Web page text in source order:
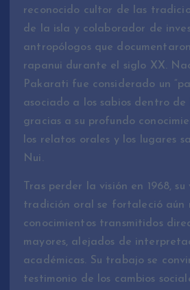
reconocido cultor de las
de la isla y colaborador de
antropólogos que
rapanui durante el siglo XX.
Pakarati fue considerado un
asociado a los sabios dentro de
gracias a su profundo
los relatos orales y los lugares
Nui.
Tras perder la visión en 1968,
tradición oral se fortaleció aún
conocimientos transmitidos
mayores, alejados de
académicas. Su trabajo se
testimonio de los cambios